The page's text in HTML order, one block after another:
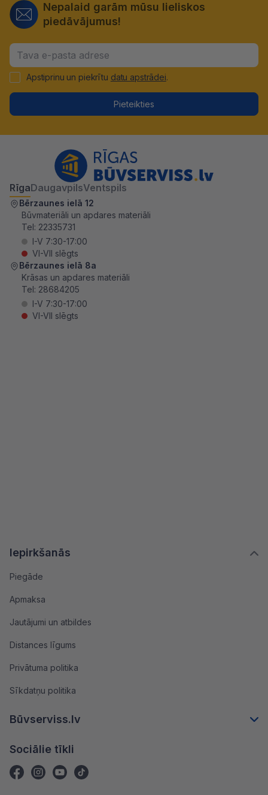
Nepalaid garām mūsu lieliskos
piedāvājumus!
Apstiprinu un piekrītu datu apstrādei.
Pieteikties
Iepirkšanās
Piegāde
Apmaksa
Jautājumi un atbildes
Distances līgums
Privātuma politika
Sīkdatņu politika
Būvserviss.lv
Sociālie tīkli
RīgaDaugavpilsVentspils
Bērzaunes ielā 12
Būvmateriāli un apdares materiāli
Tel: 22335731
I-V 7:30-17:00
VI-VII slēgts
Bērzaunes ielā 8a
Krāsas un apdares materiāli
Tel: 28684205
I-V 7:30-17:00
VI-VII slēgts